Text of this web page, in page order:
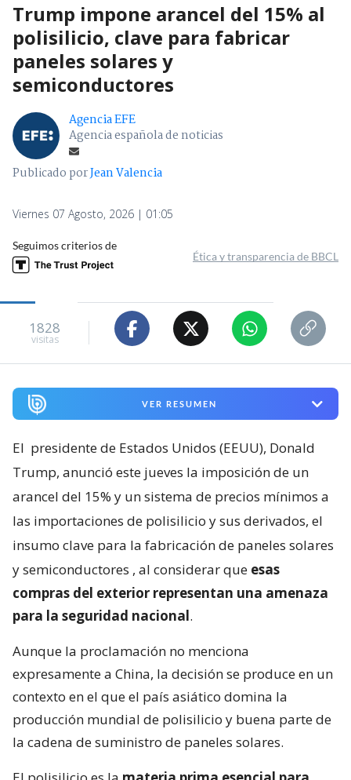
Trump impone arancel del 15% al
polisilicio, clave para fabricar
paneles solares y
semiconductores
Agencia EFE
Agencia española de noticias
Publicado porJean Valencia
Viernes 07 Agosto, 2026 | 01:05
Seguimos criterios de
Ética y transparencia de BBCL
1828
visitas
VER RESUMEN
El presidente de Estados Unidos (EEUU), Donald
Trump, anunció este jueves la imposición de un
arancel del 15% y un sistema de precios mínimos a
las importaciones de polisilicio y sus derivados, el
insumo clave para la fabricación de paneles solares
y semiconductores , al considerar que esas
compras del exterior representan una amenaza
para la seguridad nacional.
Aunque la proclamación no menciona
expresamente a China, la decisión se produce en un
contexto en el que el país asiático domina la
producción mundial de polisilicio y buena parte de
la cadena de suministro de paneles solares.